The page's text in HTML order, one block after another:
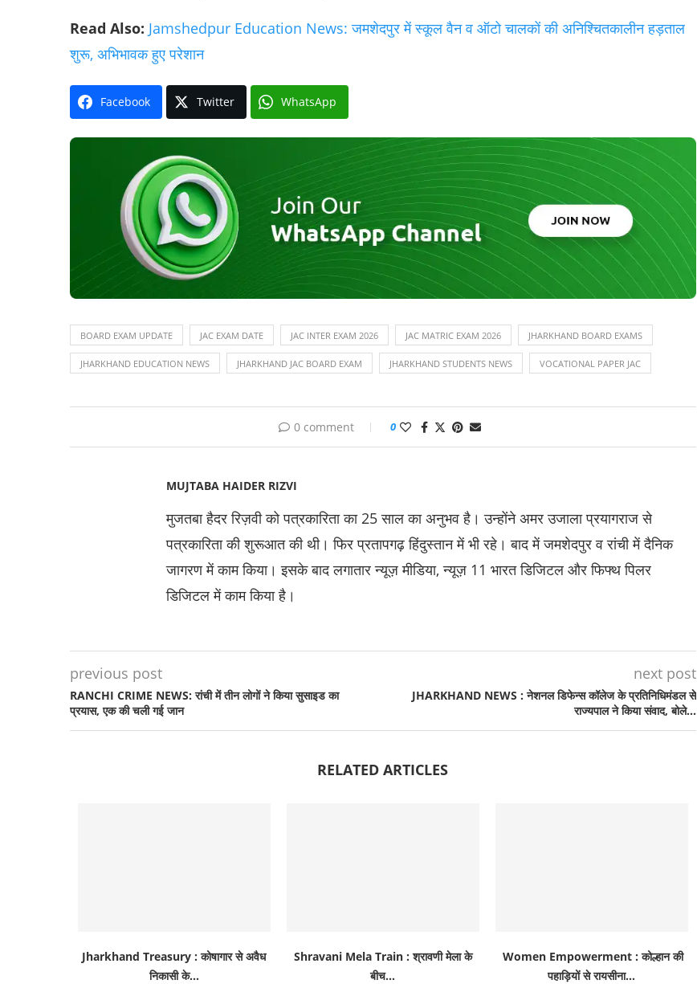
Read Also: Jamshedpur Education News: जमशेदपुर में स्कूल वैन व ऑटो चालकों की अनिश्चितकालीन हड़ताल
शुरू, अभिभावक हुए परेशान
Facebook Twitter WhatsApp
BOARD EXAM UPDATE JAC EXAM DATE JAC INTER EXAM 2026 JAC MATRIC EXAM 2026 JHARKHAND BOARD EXAMS
JHARKHAND EDUCATION NEWS JHARKHAND JAC BOARD EXAM JHARKHAND STUDENTS NEWS VOCATIONAL PAPER JAC
0 comment 0
MUJTABA HAIDER RIZVI
मुजतबा हैदर रिज़वी को पत्रकारिता का 25 साल का अनुभव है। उन्होंने अमर उजाला प्रयागराज से
पत्रकारिता की शुरूआत की थी। फिर प्रतापगढ़ हिंदुस्तान में भी रहे। बाद में जमशेदपुर व रांची में दैनिक
जागरण में काम किया। इसके बाद लगातार न्यूज़ मीडिया, न्यूज़ 11 भारत डिजिटल और फिफ्थ पिलर
डिजिटल में काम किया है।
previous post
RANCHI CRIME NEWS: रांची में तीन लोगों ने किया सुसाइड का
प्रयास, एक की चली गई जान
next post
JHARKHAND NEWS : नेशनल डिफेन्स कॉलेज के प्रतिनिधिमंडल से
राज्यपाल ने किया संवाद, बोले…
RELATED ARTICLES
Jharkhand Treasury : कोषागार से अवैध
निकासी के...
Shravani Mela Train : श्रावणी मेला के
बीच...
Women Empowerment : कोल्हान की
पहाड़ियों से रायसीना...